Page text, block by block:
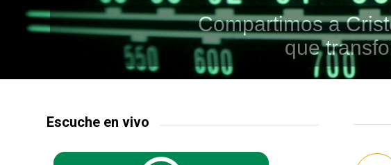
Compartimos a
que
Escuche en vivo